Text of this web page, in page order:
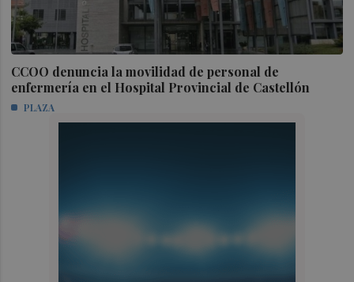
CCOO denuncia la movilidad de personal de
enfermería en el Hospital Provincial de Castellón
PLAZA